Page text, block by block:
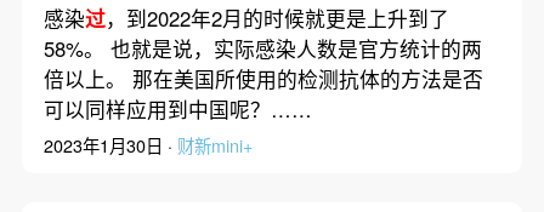
感染过，到2022年2月的时候就更是上升到了
58%。 也就是说，实际感染人数是官方统计的两
倍以上。 那在美国所使用的检测抗体的方法是否
可以同样应用到中国呢？……
2023年1月30日 · 财新mini+